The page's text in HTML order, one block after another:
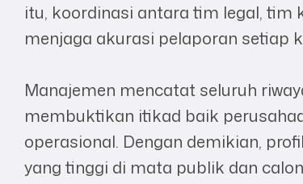
itu, koordinasi antara tim legal, tim
menjaga akurasi pelaporan setiap
Manajemen mencatat seluruh
membuktikan itikad baik
operasional. Dengan demikian,
yang tinggi di mata publik dan